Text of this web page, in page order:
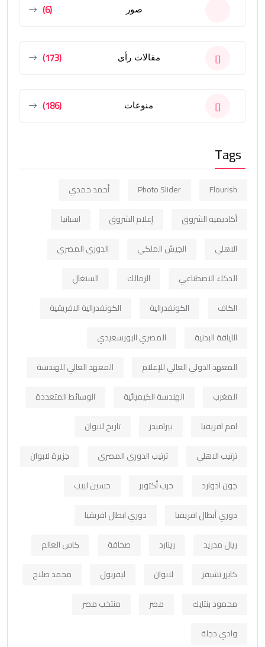
صور (6)
مقالات رأى (173)
منوعات (186)
Tags
Flourish
Photo Slider
أحمد حمدي
أكاديمية الشروق
إعلام الشروق
اسبانيا
الاهلي
الجيش الملكي
الدوري المصري
الذكاء الاصطناعي
الزمالك
السنغال
الكاف
الكونفدرالية
الكونفدرالية الافريقية
اللياقة البدنية
المصري البورسعيدي
المعهد الدولي العالي للإعلام
المعهد العالي للهندسة
المغرب
الهندسة الكيميائية
الوسائط المتعددة
امم افريقيا
بيراميدز
تاريخ لابوان
ترتيب الاهلي
ترتيب الدوري المصري
جزيرة لابوان
جون ادوارد
حرب أكتوبر
حسين لبيب
دوري أبطال افريقيا
دوري ابطال افريقيا
ريال مدريد
رينارد صحافة
كاس العالم
كايزر تشيفز
لابوان ليفربول
محمد صلاح
محمود بنتايك
مصر
منتخب مصر
وادي دجلة